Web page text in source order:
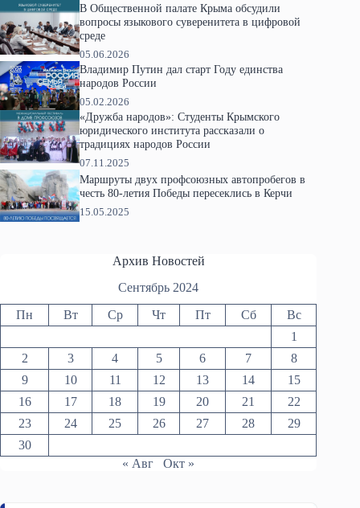
В Общественной палате Крыма обсудили
вопросы языкового суверенитета в цифровой
среде
05.06.2026
Владимир Путин дал старт Году единства
народов России
05.02.2026
«Дружба народов»: Студенты Крымского
юридического института рассказали о
традициях народов России
07.11.2025
Маршруты двух профсоюзных автопробегов в
честь 80-летия Победы пересеклись в Керчи
15.05.2025
Архив Новостей
Сентябрь 2024
Пн Вт Ср Чт Пт Сб
Вс
1
2
3 4 5 6 7
8
9
10 11 12 13 14
15
16
17 18 19 20 21
22
23
24 25 26 27 28
29
30
« Авг
Окт »